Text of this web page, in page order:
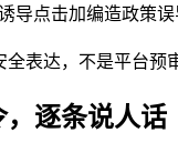
导点击加编造政策误
表达，不是平台
，逐条说人话